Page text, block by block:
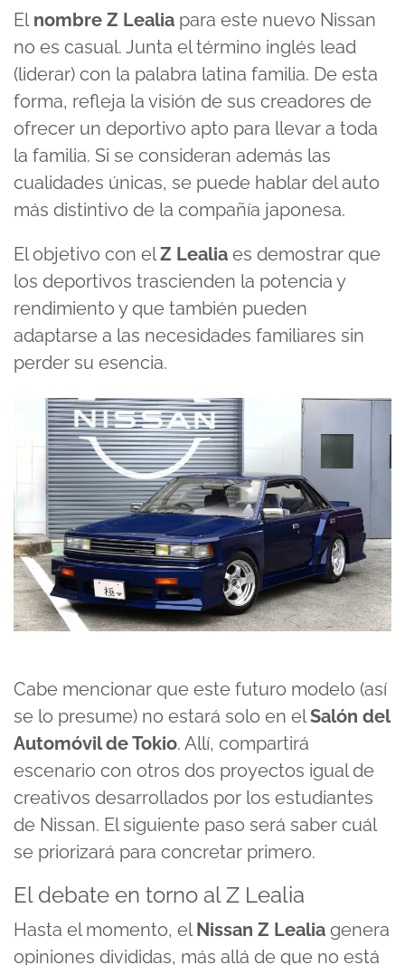
Elnombre Z Lealia para este nuevo Nissan
no es casual. Junta el término inglés lead
(liderar) con la palabra latina familia. De esta
forma, refleja la visión de sus creadores de
ofrecer un deportivo apto para llevar a toda
la familia. Si se consideran además las
cualidades únicas, se puede hablar del auto
más distintivo de la compañía japonesa.
El objetivo con elZ Lealia es demostrar que
los deportivos trascienden la potencia y
rendimiento y que también pueden
adaptarse a las necesidades familiares sin
perder su esencia.
Cabe mencionar que este futuro modelo (así
se lo presume) no estará solo en elSalón del
Automóvil de Tokio. Allí, compartirá
escenario con otros dos proyectos igual de
creativos desarrollados por los estudiantes
de Nissan. El siguiente paso será saber cuál
se priorizará para concretar primero.
El debate en torno al Z Lealia
Hasta el momento, elNissan Z Lealia genera
opiniones divididas, más allá de que no está